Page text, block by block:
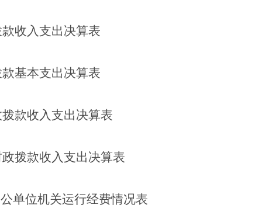
收入支出决算表
基本支出决算表
款收入支出决算表
拨款收入支出决算表
单位机关运行经费情况表